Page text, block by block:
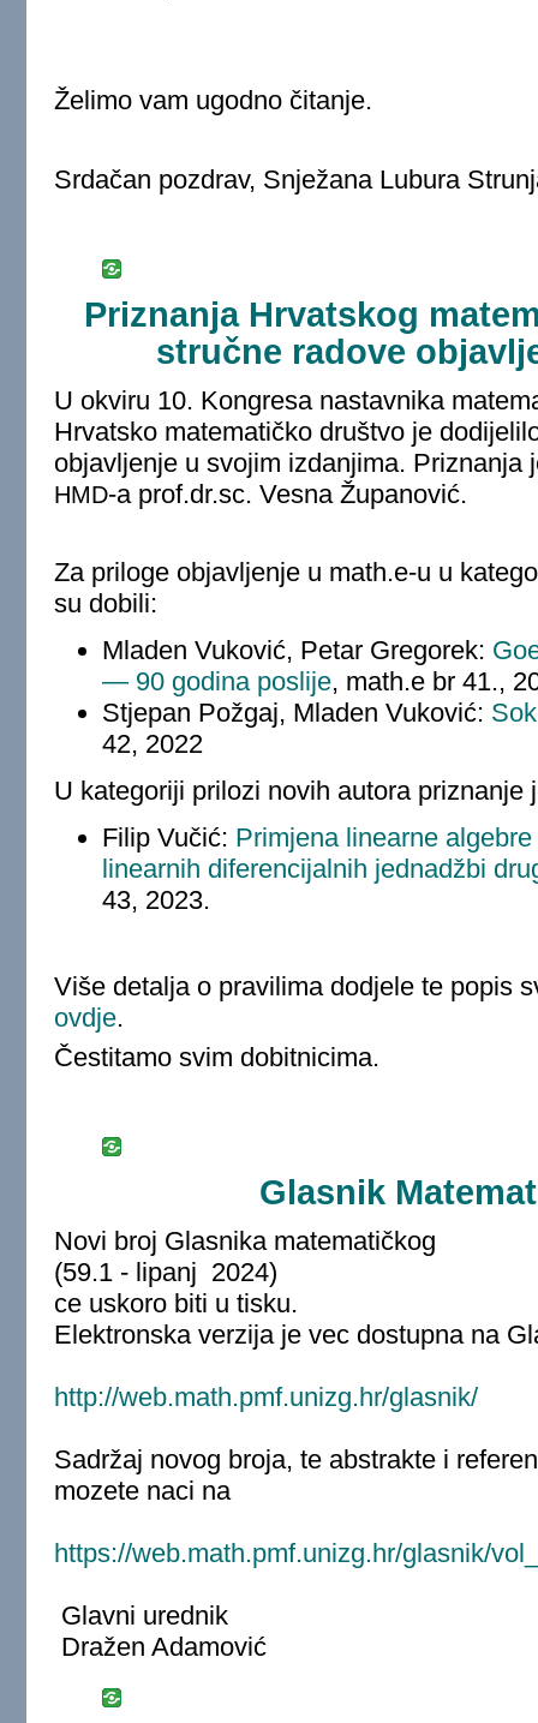
Želimo vam ugodno čitanje.
Srdačan pozdrav, Snježana Lubura
Priznanja Hrvatskog
stručne radove
U okviru 10. Kongresa nastavnika
Hrvatsko matematičko društvo je
objavljenje u svojim izdanjima. Priznanja
HMD-a prof.dr.sc. Vesna Županović.
Za priloge objavljenje u math.e-u u
su dobili:
Mladen Vuković, Petar Gregorek:
— 90 godina poslije, math.e br 41.,
Stjepan Požgaj, Mladen Vuković:
42, 2022
U kategoriji prilozi novih autora priznanje
Filip Vučić: Primjena linearne
linearnih diferencijalnih jednadžbi
43, 2023.
Više detalja o pravilima dodjele te popis
ovdje.
Čestitamo svim dobitnicima.
Glasnik
Novi broj Glasnika matematičkog
(59.1 - lipanj 2024)
ce uskoro biti u tisku.
Elektronska verzija je vec dostupna na
http://web.math.pmf.unizg.hr/glasnik/
Sadržaj novog broja, te abstrakte i
mozete naci na
https://web.math.pmf.unizg.hr/glasnik/
Glavni urednik
Dražen Adamović